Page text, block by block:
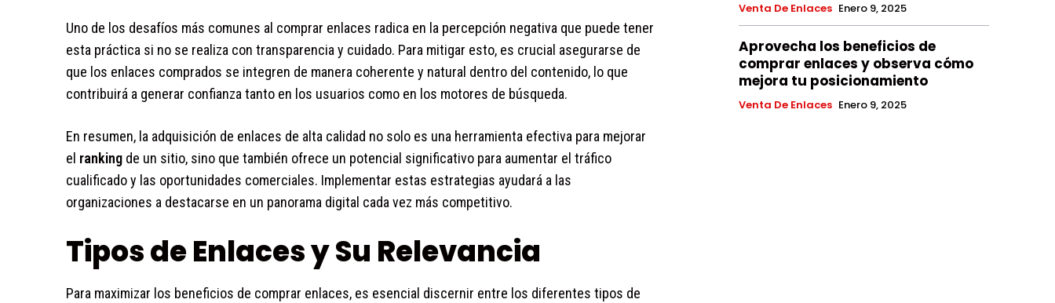
Uno de los desafíos más comunes al comprar enlaces radica en la percepción negativa que puede tener
esta práctica si no se realiza con transparencia y cuidado. Para mitigar esto, es crucial asegurarse de
que los enlaces comprados se integren de manera coherente y natural dentro del contenido, lo que
contribuirá a generar confianza tanto en los usuarios como en los motores de búsqueda.
En resumen, la adquisición de enlaces de alta calidad no solo es una herramienta efectiva para mejorar
el ranking de un sitio, sino que también ofrece un potencial significativo para aumentar el tráfico
cualificado y las oportunidades comerciales. Implementar estas estrategias ayudará a las
organizaciones a destacarse en un panorama digital cada vez más competitivo.
Tipos de Enlaces y Su Relevancia
Para maximizar los beneficios de comprar enlaces, es esencial discernir entre los diferentes tipos de
Venta De Enlaces Enero 9, 2025
Aprovecha los beneficios de
comprar enlaces y observa cómo
mejora tu posicionamiento
Venta De Enlaces Enero 9, 2025